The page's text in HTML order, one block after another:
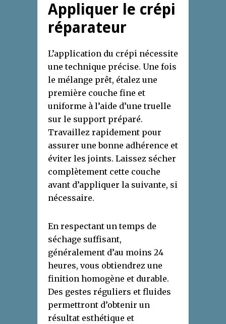
Appliquer le crépi
réparateur
L’application du crépi nécessite
une technique précise. Une fois
le mélange prêt, étalez une
première couche fine et
uniforme à l’aide d’une truelle
sur le support préparé.
Travaillez rapidement pour
assurer une bonne adhérence et
éviter les joints. Laissez sécher
complètement cette couche
avant d’appliquer la suivante, si
nécessaire.
En respectant un temps de
séchage suffisant,
généralement d’au moins 24
heures, vous obtiendrez une
finition homogène et durable.
Des gestes réguliers et fluides
permettront d’obtenir un
résultat esthétique et